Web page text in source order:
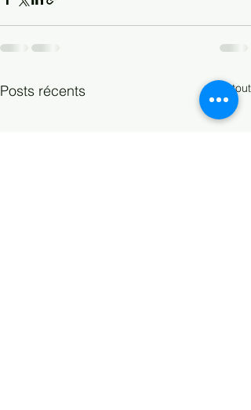
Posts récents Voir tout